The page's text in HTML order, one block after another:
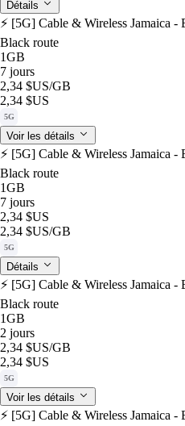
Détails
⚡️ [5G] Cable & Wireless Jamaica
Black route
1GB
7 jours
2,34 $US/GB
2,34 $US
5G
Voir les détails
⚡️ [5G] Cable & Wireless Jamaica
Black route
1GB
7 jours
2,34 $US
2,34 $US/GB
5G
Détails
⚡️ [5G] Cable & Wireless Jamaica
Black route
1GB
2 jours
2,34 $US/GB
2,34 $US
5G
Voir les détails
⚡️ [5G] Cable & Wireless Jamaica